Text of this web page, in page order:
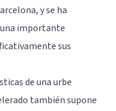
y se ha
importante
sus
de una urbe
también supone